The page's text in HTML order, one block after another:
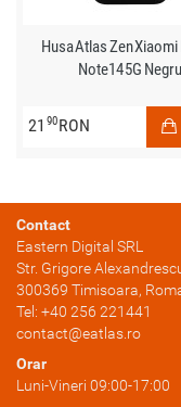
Husa Atlas Zen Xiaomi
Note14 5G Negru
21 90RON
Contact
Eastern Digital SRL
Str. Grigore
300369 Timisoara,
Tel: +40 256 221441
contact@eatlas.ro
Orar
Luni-Vineri 09:00-17:00